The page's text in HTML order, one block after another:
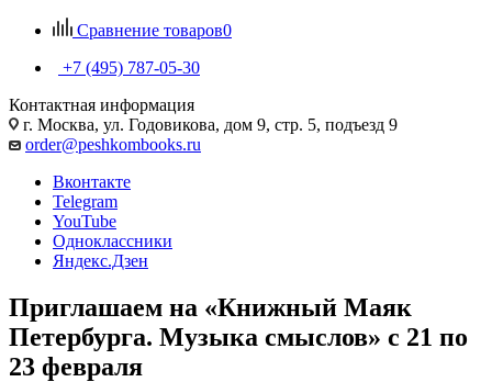
Сравнение товаров0
+7 (495) 787-05-30
Контактная информация
г. Москва, ул. Годовикова, дом 9, стр. 5, подъезд 9
order@peshkombooks.ru
Вконтакте
Telegram
YouTube
Одноклассники
Яндекс.Дзен
Приглашаем на «Книжный Маяк
Петербурга. Музыка смыслов» с 21 по
23 февраля